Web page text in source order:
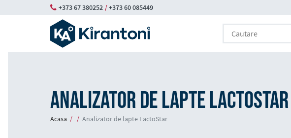
to
+373 67 380252 /+373 60 085449
Cautare
Cautare
Analizator de lapte LactoStar
Breadcrumb
Acasa Analizator de lapte LactoStar